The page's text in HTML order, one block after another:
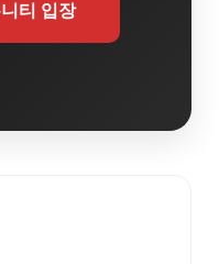
티 입장